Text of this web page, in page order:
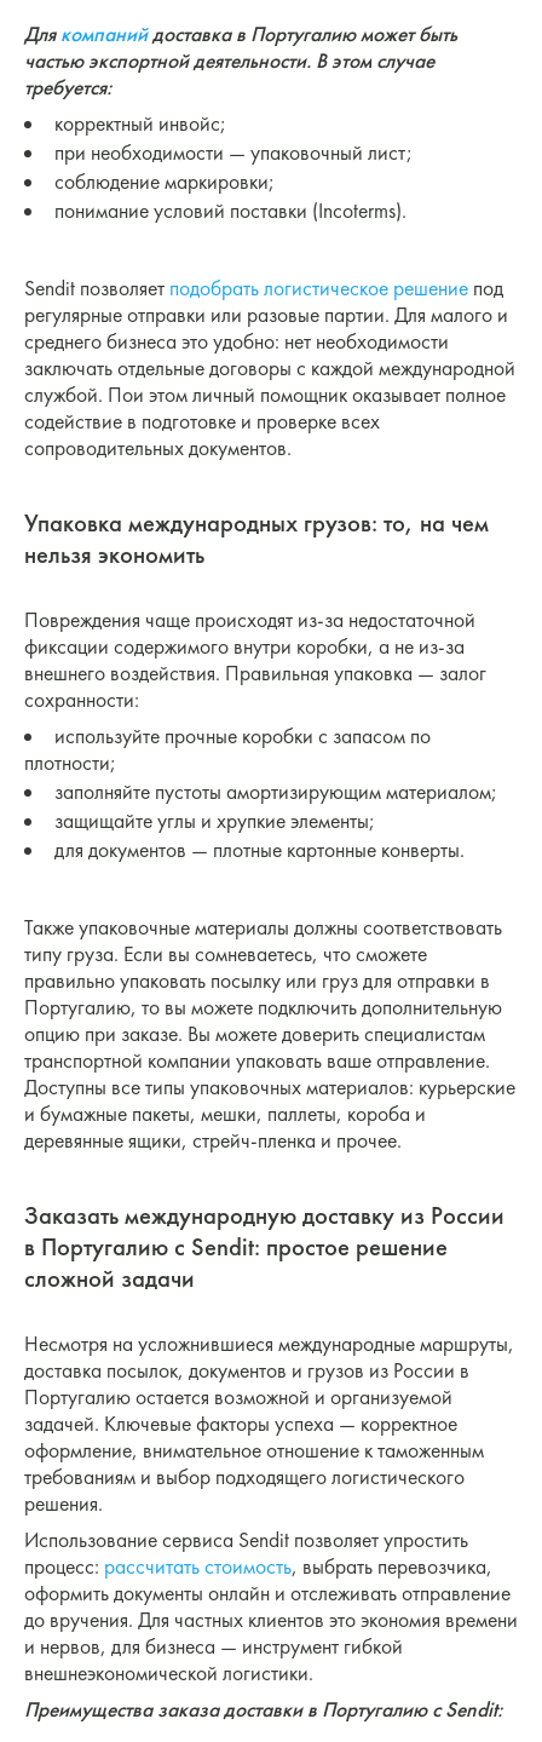
Длякомпанийдоставка в Португалию может быть
частью экспортной деятельности. В этом случае
требуется:
корректный инвойс;
при необходимости — упаковочный лист;
соблюдение маркировки;
понимание условий поставки (Incoterms).
Sendit позволяет подобрать логистическое решение под
регулярные отправки или разовые партии. Для малого и
среднего бизнеса это удобно: нет необходимости
заключать отдельные договоры с каждой международной
службой. Пои этом личный помощник оказывает полное
содействие в подготовке и проверке всех
сопроводительных документов.
Упаковка международных грузов: то, на чем
нельзя экономить
Повреждения чаще происходят из-за недостаточной
фиксации содержимого внутри коробки, а не из-за
внешнего воздействия. Правильная упаковка — залог
сохранности:
используйте прочные коробки с запасом по
плотности;
заполняйте пустоты амортизирующим материалом;
защищайте углы и хрупкие элементы;
для документов — плотные картонные конверты.
Также упаковочные материалы должны соответствовать
типу груза. Если вы сомневаетесь, что сможете
правильно упаковать посылку или груз для отправки в
Португалию, то вы можете подключить дополнительную
опцию при заказе. Вы можете доверить специалистам
транспортной компании упаковать ваше отправление.
Доступны все типы упаковочных материалов: курьерские
и бумажные пакеты, мешки, паллеты, короба и
деревянные ящики, стрейч-пленка и прочее.
Заказать международную доставку из России
в Португалию с Sendit: простое решение
сложной задачи
Несмотря на усложнившиеся международные маршруты,
доставка посылок, документов и грузов из России в
Португалию остается возможной и организуемой
задачей. Ключевые факторы успеха — корректное
оформление, внимательное отношение к таможенным
требованиям и выбор подходящего логистического
решения.
Использование сервиса Sendit позволяет упростить
процесс: рассчитать стоимость, выбрать перевозчика,
оформить документы онлайн и отслеживать отправление
до вручения. Для частных клиентов это экономия времени
и нервов, для бизнеса — инструмент гибкой
внешнеэкономической логистики.
Преимущества заказа доставки в Португалию с Sendit: